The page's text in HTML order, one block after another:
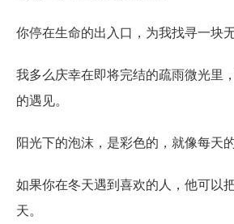
你停在生命的出入口，为我找寻一块
我多么庆幸在即将完结的疏雨微光里
的遇见。
阳光下的泡沫，是彩色的，就像每天
如果你在冬天遇到喜欢的人，他可以
天。